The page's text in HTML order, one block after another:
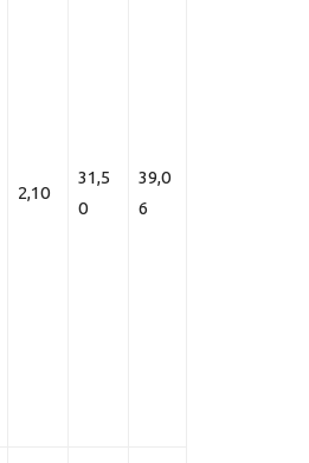
2,10
31,5
0
39,0
6